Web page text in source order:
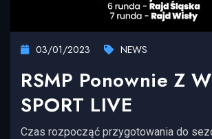
03/01/2023 NEWS
RSMP Ponownie Z
SPORT LIVE
Czas rozpocząć przygotowania do